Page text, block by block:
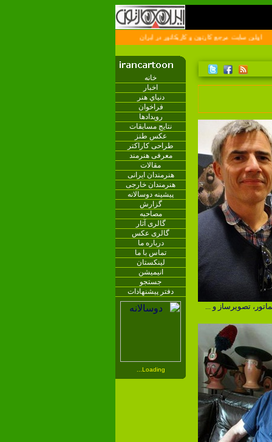
سايت مرجع کارتون و کاريکاتور در ايران
خانه
اخبار
دنياي هنر
فراخوان
رویدادها
نتایج مسابقات
عکس طنز
طراحی کاراکتر
معرفی هنرمند
مقالات
هنرمندان ایرانی
هنرمندان خارجی
پیشینه دوسالانه
گزارش
مصاحبه
گالری آثار
گالری عکس
درباره ما
تماس با ما
لینکستان
انیمیشن
جستجو
دفتر پیشنهادات
Loading...
تصویرساز و ...